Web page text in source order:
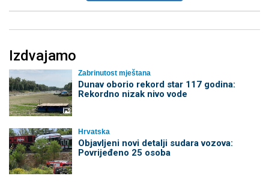
Izdvajamo
Zabrinutost mještana
Dunav oborio rekord star 117 godina:
Rekordno nizak nivo vode
Hrvatska
Objavljeni novi detalji sudara vozova:
Povrijeđeno 25 osoba